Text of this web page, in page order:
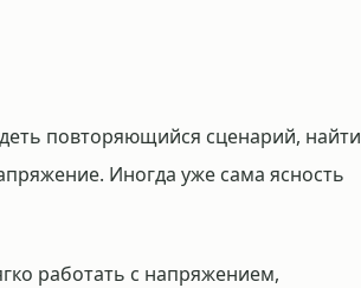
повторяющийся сценарий, найти
Иногда уже сама ясность
работать с напряжением,